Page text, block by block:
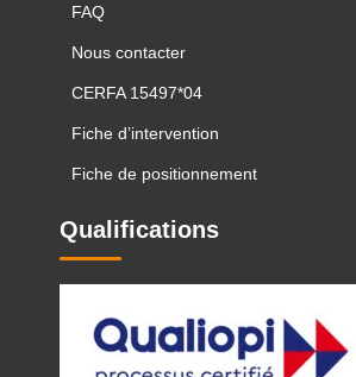
FAQ
Nous contacter
CERFA 15497*04
Fiche d’intervention
Fiche de positionnement
Qualifications